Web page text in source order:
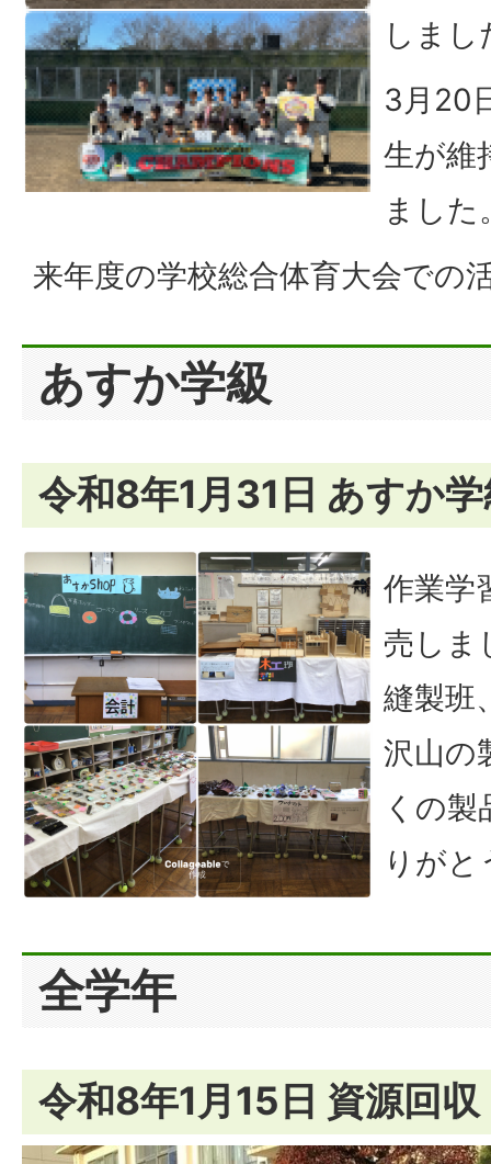
しまし
3月20
生が維
ました
来年度の学校総合体育大会での
あすか学級
令和8年1月31日 あすか
作業学
売しま
縫製班
沢山の
くの
りが
全学年
令和8年1月15日 資源回収